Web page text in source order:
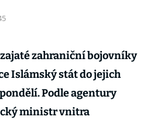
zahraniční bojovníky
Islámský stát do jejich
Podle agentury
ministr vnitra